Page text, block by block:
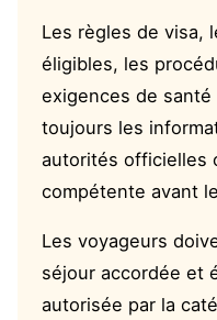
Les règles de visa,
éligibles, les
exigences de
toujours les
autorités officielles
compétente avant
Les voyageurs
séjour accordée et
autorisée par la